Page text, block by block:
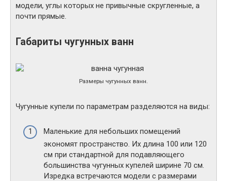
модели, углы которых не привычные скругленные, а
почти прямые.
Габариты чугунных ванн
Размеры чугунных ванн.
Чугунные купели по параметрам разделяются на виды:
Маленькие для небольших помещений
экономят пространство. Их длина 100 или 120
см при стандартной для подавляющего
большинства чугунных купелей ширине 70 см.
Изредка встречаются модели с размерами